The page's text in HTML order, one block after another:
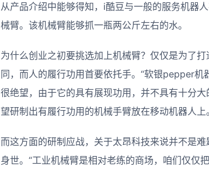
从产品介绍中能够得知，i酷豆与一般的服务机器
械臂。该机械臂能够抓一瓶两公斤左右的水。
为什么创业之初要挑选加上机械臂？仅仅是为了
同，而人的履行功用首要依托手。“软银pepper
很绝望，由于它的具有展现功用，并不具有十分
望研制出有履行功用的机械手臂放在移动机器人上。
而这方面的研制应战，关于太昂科技来说并不是
身世。“工业机械臂是相对老练的商场，咱们仅仅